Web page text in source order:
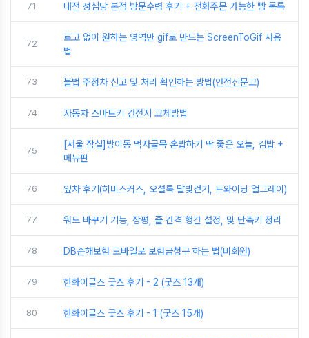
71 대전 성심당 본점 방문수령 후기 + 전화주문 가능한 빵 목록
72
로고 없이 원하는 영역만 gif로 만드는 ScreenToGif 사용
법
73 불법 주정차 신고 및 처리 확인하는 방법(안전신문고)
74 자동차 스마트키 건전지 교체방법
75
[서울 잠실]방이동 먹자골목 혼밥하기 딱 좋은 오늘, 김밥 +
메뉴판
76 잎차 후기(히비스커스, 오설록 달빛걷기, 트와이닝 얼그레이)
77 워드 바꾸기 기능, 장평, 줄 간격 행간 설정, 및 단축키 정리
78 DB손해보험 모바일로 보험금청구 하는 법(비회원)
79 한화이글스 굿즈 후기 - 2 (굿즈 13개)
80 한화이글스 굿즈 후기 - 1 (굿즈 15개)